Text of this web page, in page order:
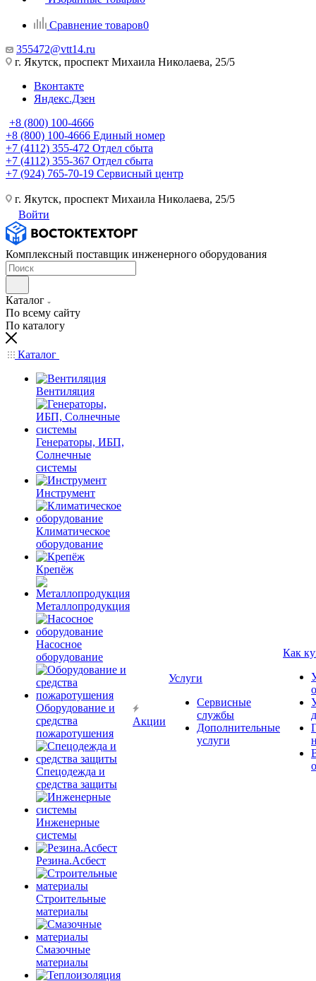
Сравнение товаров0
355472@vtt14.ru
г. Якутск, проспект Михаила Николаева, 25/5
Вконтакте
Яндекс.Дзен
+8 (800) 100-4666
+8 (800) 100-4666 Единый номер
+7 (4112) 355-472 Отдел сбыта
+7 (4112) 355-367 Отдел сбыта
+7 (924) 765-70-19 Сервисный центр
г. Якутск, проспект Михаила Николаева, 25/5
Войти
Комплексный поставщик инженерного оборудования
Каталог
По всему сайту
По каталогу
Каталог
Вентиляция
Генераторы, ИБП,
Солнечные
системы
Инструмент
Климатическое
оборудование
Крепёж
Металлопродукция
Насосное
оборудование
Оборудование и
средства
пожаротушения
Спецодежда и
средства защиты
Инженерные
системы
Резина.Асбест
Строительные
материалы
Смазочные
материалы
Акции
Услуги
Сервисные
службы
Дополнительные
услуги
Как